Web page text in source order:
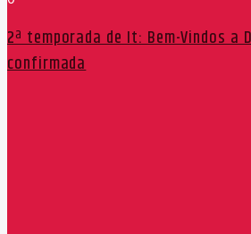
2ª temporada de It: Bem-Vindos
confirmada